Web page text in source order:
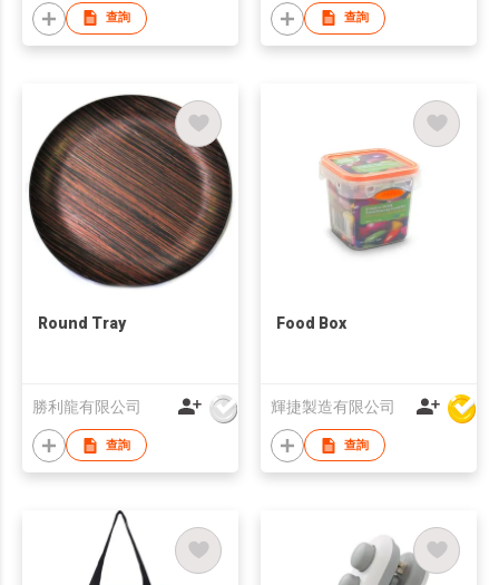
查詢 查詢
Round Tray
勝利龍有限公司
查詢
Food Box
輝捷製造有限公司
查詢